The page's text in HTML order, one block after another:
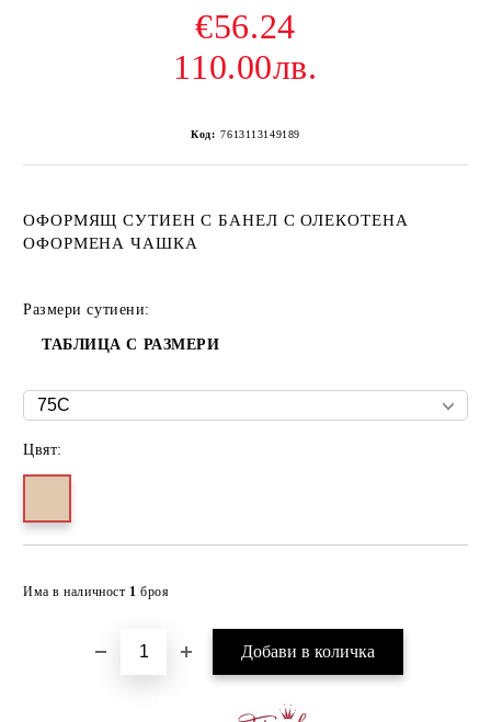
€56.24
110.00лв.
Код: 7613113149189
ОФОРМЯЩ СУТИЕН С БАНЕЛ С ОЛЕКОТЕНА
ОФОРМЕНА ЧАШКА
Размери сутиени:
ТАБЛИЦА С РАЗМЕРИ
Цвят:
Има в наличност 1 броя